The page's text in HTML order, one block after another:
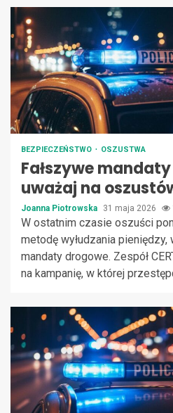
BEZPIECZEŃSTWO OSZUSTWA
Fałszywe
uważaj na
Joanna Piotrowska 31 maja 2026
W ostatnim czasie oszuści
metodę wyłudzania
mandaty drogowe. Zespół
na kampanię, w której